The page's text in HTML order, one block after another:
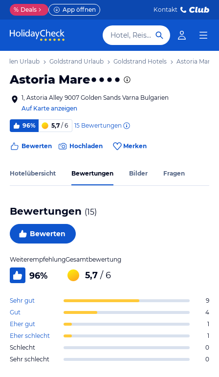
% Deals App öffnen Kontakt
Hotel, Reiseziel
Urlaub Goldstrand Urlaub Goldstrand Hotels Astoria Mare
Astoria Mare
1, Astoria Alley 9007 Golden Sands Varna Bulgarien
Auf Karte anzeigen
96% 5,7 / 6 15 Bewertungen
Bewerten Hochladen Merken
Hotelübersicht Bewertungen Bilder Fragen
Bewertungen (15)
Bewerten
Weiterempfehlung
96%
Gesamtbewertung
5,7 / 6
Sehr gut
9
Gut
4
Eher gut
1
Eher schlecht
1
Schlecht
0
Sehr schlecht
0